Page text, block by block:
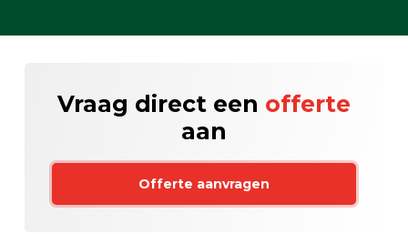
Vraag direct een offerte
aan
Offerte aanvragen